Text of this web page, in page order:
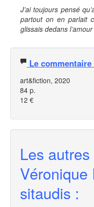
J’ai toujours pensé
partout on en parlait
glissais dedans
Le
art&fiction, 2020
84 p.
12 €
Les
sitaudis :